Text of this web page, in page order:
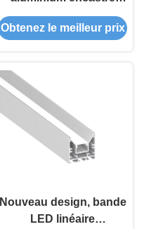
avec alliage
d'aluminium 6063 et
Obtenez le meilleur prix
Nouveau design, bande
LED linéaire